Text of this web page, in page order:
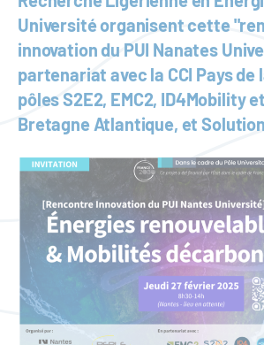
Université organisent cette
innovation du PUI Nanates
partenariat avec la CCI Pays de
pôles S2E2, EMC2, ID4Mobility
Bretagne Atlantique, et